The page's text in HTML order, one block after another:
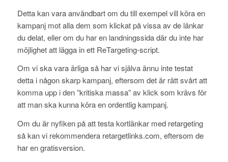
Detta kan vara användbart om du till exempel vill köra en
kampanj mot alla dem som klickat på vissa av de länkar
du delat, eller om du har en landningssida där du inte har
möjlighet att lägga in ett ReTargeting-script.
Om vi ska vara ärliga så har vi själva ännu inte testat
detta i någon skarp kampanj, eftersom det är rätt svårt att
komma upp i den ”kritiska massa” av klick som krävs för
att man ska kunna köra en ordentlig kampanj.
Om du är nyfiken på att testa kortlänkar med retargeting
så kan vi rekommendera retargetlinks.com, eftersom de
har en gratisversion.